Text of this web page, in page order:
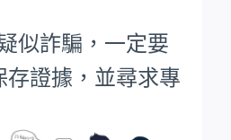
似詐騙，一定要
存證據，並尋求專